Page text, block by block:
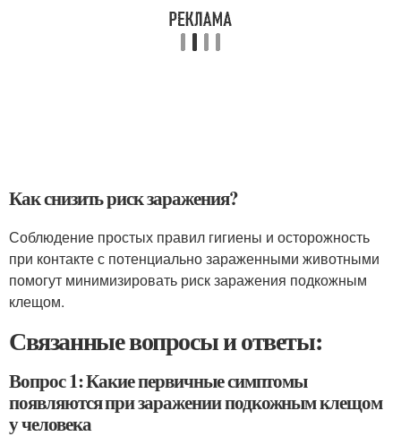
Как снизить риск заражения?
Соблюдение простых правил гигиены и осторожность
при контакте с потенциально зараженными животными
помогут минимизировать риск заражения подкожным
клещом.
Связанные вопросы и ответы:
Вопрос 1: Какие первичные симптомы
появляются при заражении подкожным клещом
у человека